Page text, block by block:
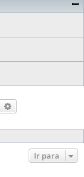
s
Pesquisar
Ir para